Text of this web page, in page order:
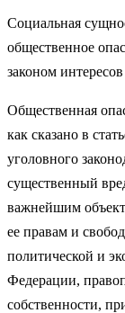
Социальная
общественное
законом
Общественная
как сказано в
уголовного
существенный
важнейшим
ее правам и
политической и
Федерации,
собственности,